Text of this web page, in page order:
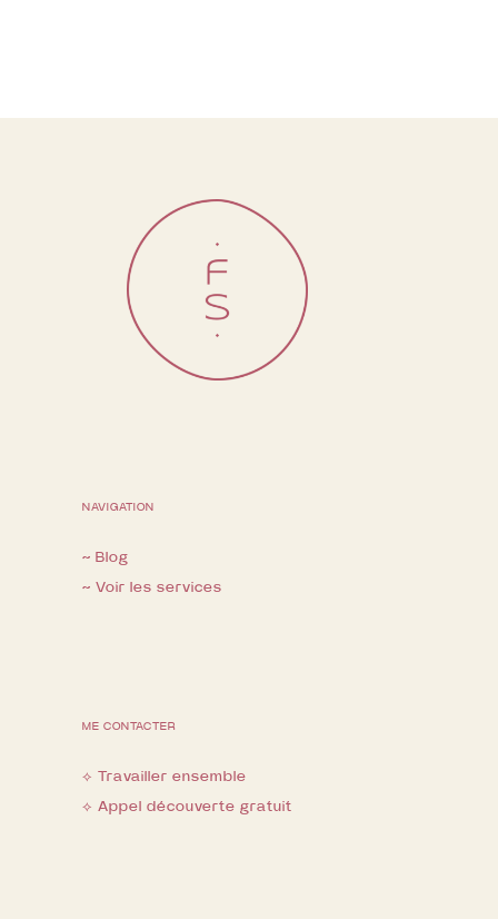
NAVIGATION
~ Blog
~ Voir les services
ME CONTACTER
⟡ Travailler ensemble
⟡ Appel découverte gratuit